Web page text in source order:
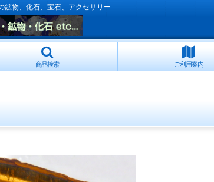
鉱物、化石、宝石、アクセサリー
商品検索 ご利用案内